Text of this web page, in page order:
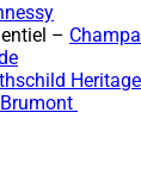
–
Heritage
Brumont